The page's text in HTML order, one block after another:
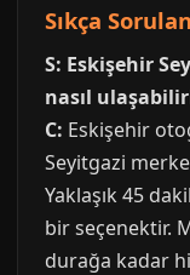
Sıkça
S: Eskişehir
nasıl
C: Eskişehir
Seyitgazi
Yaklaşık 45
bir seçenektir.
durağa kadar